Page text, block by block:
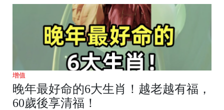
增值
晚年最好命的6大生肖！越老越有福，
60歲後享清福！